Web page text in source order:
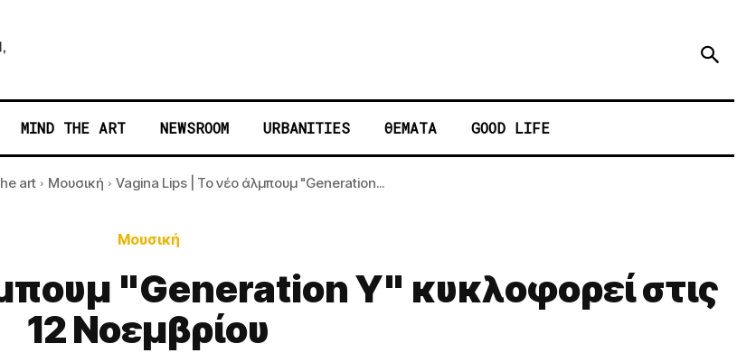
MIND THE ART NEWSROOM URBANITIES ΘΕΜΑΤΑ GOOD LIFE
art Μουσική Vagina Lips | Το νέο άλμπουμ "Generation...
Μουσική
"Generation Y" κυκλοφορεί στις
12 Νοεμβρίου